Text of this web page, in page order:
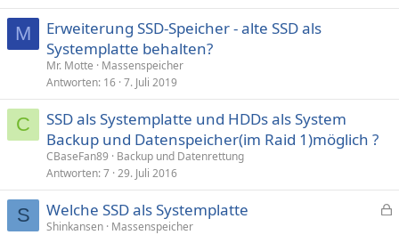
M
Erweiterung SSD-Speicher - alte SSD als
Systemplatte behalten?
Mr. Motte
Massenspeicher
Antworten 16 7. Juli 2019
C
SSD als Systemplatte und HDDs als System
Backup und Datenspeicher(im Raid 1)möglich ?
CBaseFan89
Backup und Datenrettung
Antworten 7 29. Juli 2016
S Welche SSD als Systemplatte
Shinkansen Massenspeicher